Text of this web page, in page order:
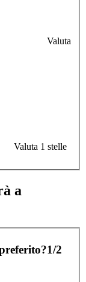
Valuta
Valuta 1 stelle
a
1/2